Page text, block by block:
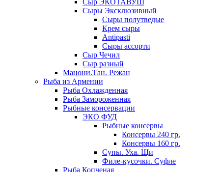
Сыр ЭКОТАВУШ
Сыры Эксклюзивный
Сыры полутведые
Крем сыры
Antipasti
Сыры ассорти
Сыр Чечил
Сыр разный
Мацони.Тан. Режан
Рыба из Армении
Рыба Охлажденная
Рыба Замороженная
Рыбные консервации
ЭКО ФУД
Рыбные консервы
Консервы 240 гр.
Консервы 160 гр.
Супы. Уха. Щи
Филе-кусочки. Суфле
Рыба Копченая